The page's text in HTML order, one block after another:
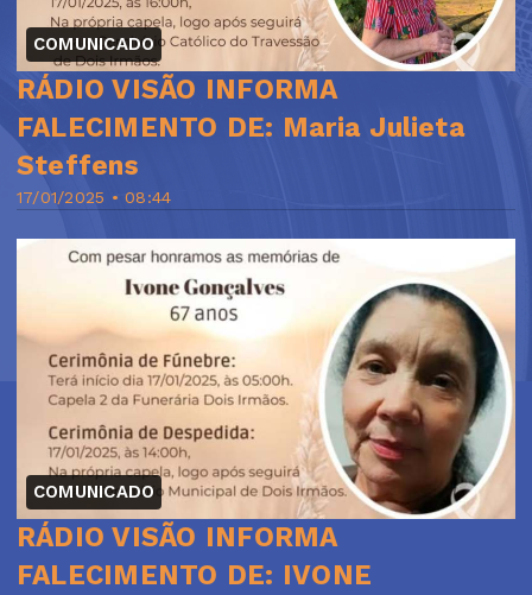
COMUNICADO
17/01/2025 • 08:44
RÁDIO VISÃO INFORMA
FALECIMENTO DE: Maria Julieta
Steffens
COMUNICADO
RÁDIO VISÃO INFORMA
FALECIMENTO DE: IVONE